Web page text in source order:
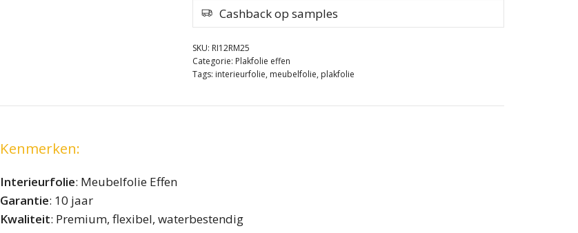
Cashback op samples
SKU: RI12RM25
Categorie: Plakfolie effen
Tags: interieurfolie, meubelfolie, plakfolie
Kenmerken:
Interieurfolie: Meubelfolie Effen
Garantie: 10 jaar
Kwaliteit: Premium, flexibel, waterbestendig